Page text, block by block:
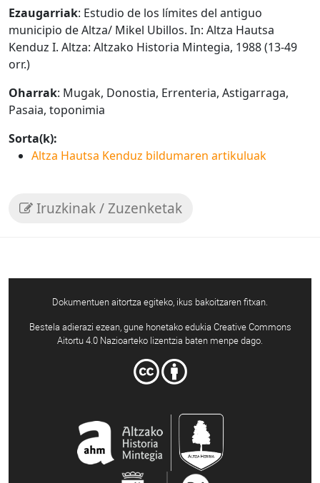
Ezaugarriak: Estudio de los límites del antiguo
municipio de Altza/ Mikel Ubillos. In: Altza Hautsa
Kenduz I. Altza: Altzako Historia Mintegia, 1988 (13-49
orr.)
Oharrak: Mugak, Donostia, Errenteria, Astigarraga,
Pasaia, toponimia
Sorta(k):
Altza Hautsa Kenduz bildumaren artikuluak
Iruzkinak / Zuzenketak
Dokumentuen aitortza egiteko, ikus bakoitzaren fitxan.
Bestela adierazi ezean, gune honetako edukia Creative Commons
Aitortu 4.0 Nazioarteko lizentzia baten menpe dago.